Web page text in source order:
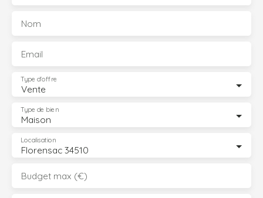
Nom
Email
Vente
Type d'offre
Maison
Type de bien
Florensac 34510
Localisation
Budget max (€)